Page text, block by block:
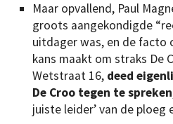
Maar opvallend, Paul
groots aangekondigde
uitdager was, en de facto
kans maakt om straks De
Wetstraat 16, deed
De Croo tegen te spreken
juiste leider’ van de ploeg